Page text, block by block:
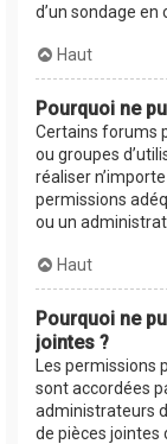
d’un sondage en
Haut
Pourquoi ne
Certains forums
ou groupes
réaliser
permissions
ou un
Haut
Pourquoi ne
jointes ?
Les
sont accordées
administrateurs
de pièces jointes